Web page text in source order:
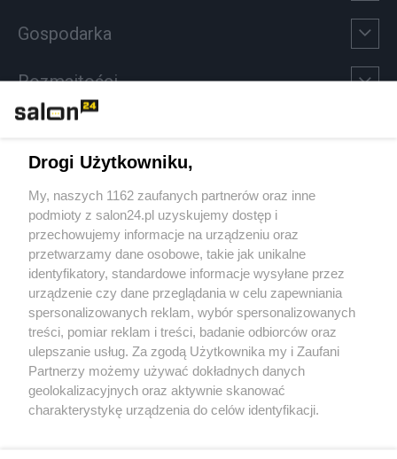
Gospodarka
Rozmaitości
Sport
Społeczeństwo
Kultura
X Facebook Instagram Youtube
Drogi Użytkowniku,
My, naszych 1162 zaufanych partnerów oraz inne
podmioty z salon24.pl uzyskujemy dostęp i
przechowujemy informacje na urządzeniu oraz
przetwarzamy dane osobowe, takie jak unikalne
identyfikatory, standardowe informacje wysyłane przez
urządzenie czy dane przeglądania w celu zapewniania
spersonalizowanych reklam, wybór spersonalizowanych
treści, pomiar reklam i treści, badanie odbiorców oraz
ulepszanie usług. Za zgodą Użytkownika my i Zaufani
Partnerzy możemy używać dokładnych danych
geolokalizacyjnych oraz aktywnie skanować
charakterystykę urządzenia do celów identyfikacji.